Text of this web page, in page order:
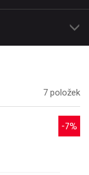
7 položek
-7%